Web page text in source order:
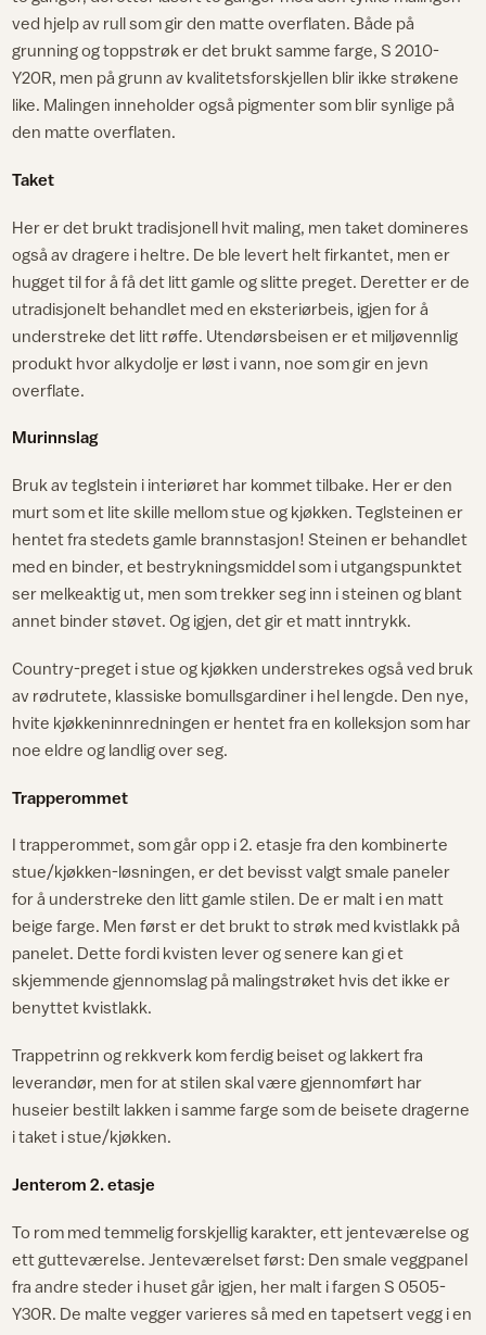
ved hjelp av rull som gir den matte overflaten. Både på
grunning og toppstrøk er det brukt samme farge, S 2010-
Y20R, men på grunn av kvalitetsforskjellen blir ikke strøkene
like. Malingen inneholder også pigmenter som blir synlige på
den matte overflaten.
Taket
Her er det brukt tradisjonell hvit maling, men taket domineres
også av dragere i heltre. De ble levert helt firkantet, men er
hugget til for å få det litt gamle og slitte preget. Deretter er de
utradisjonelt behandlet med en eksteriørbeis, igjen for å
understreke det litt røffe. Utendørsbeisen er et miljøvennlig
produkt hvor alkydolje er løst i vann, noe som gir en jevn
overflate.
Murinnslag
Bruk av teglstein i interiøret har kommet tilbake. Her er den
murt som et lite skille mellom stue og kjøkken. Teglsteinen er
hentet fra stedets gamle brannstasjon! Steinen er behandlet
med en binder, et bestrykningsmiddel som i utgangspunktet
ser melkeaktig ut, men som trekker seg inn i steinen og blant
annet binder støvet. Og igjen, det gir et matt inntrykk.
Country-preget i stue og kjøkken understrekes også ved bruk
av rødrutete, klassiske bomullsgardiner i hel lengde. Den nye,
hvite kjøkkeninnredningen er hentet fra en kolleksjon som har
noe eldre og landlig over seg.
Trapperommet
I trapperommet, som går opp i 2. etasje fra den kombinerte
stue/kjøkken-løsningen, er det bevisst valgt smale paneler
for å understreke den litt gamle stilen. De er malt i en matt
beige farge. Men først er det brukt to strøk med kvistlakk på
panelet. Dette fordi kvisten lever og senere kan gi et
skjemmende gjennomslag på malingstrøket hvis det ikke er
benyttet kvistlakk.
Trappetrinn og rekkverk kom ferdig beiset og lakkert fra
leverandør, men for at stilen skal være gjennomført har
huseier bestilt lakken i samme farge som de beisete dragerne
i taket i stue/kjøkken.
Jenterom 2. etasje
To rom med temmelig forskjellig karakter, ett jenteværelse og
ett gutteværelse. Jenteværelset først: Den smale veggpanel
fra andre steder i huset går igjen, her malt i fargen S 0505-
Y30R. De malte vegger varieres så med en tapetsert vegg i en